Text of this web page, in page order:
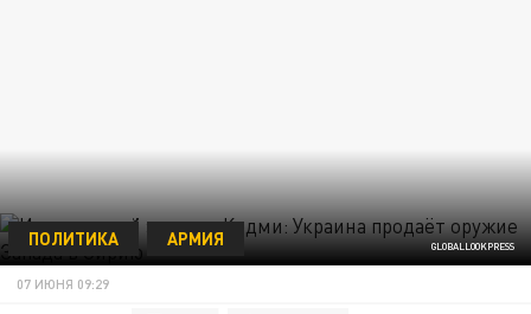
GLOBALLOOKPRESS
ПОЛИТИКА АРМИЯ
07 ИЮНЯ 09:29